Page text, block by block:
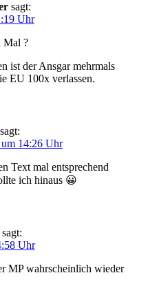
sagt:
Uhr
Mal ?
ist der Ansgar mehrmals
EU 100x verlassen.
sagt:
14:26 Uhr
Text mal entsprechend
ich hinaus 😀
sagt:
Uhr
MP wahrscheinlich wieder